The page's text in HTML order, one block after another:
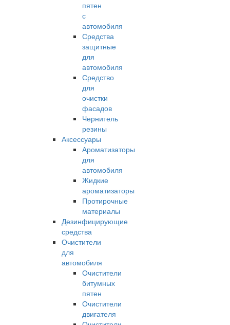
пятен
с
автомобиля
Средства
защитные
для
автомобиля
Средство
для
очистки
фасадов
Чернитель
резины
Аксессуары
Ароматизаторы
для
автомобиля
Жидкие
ароматизаторы
Протирочные
материалы
Дезинфицирующие
средства
Очистители
для
автомобиля
Очистители
битумных
пятен
Очистители
двигателя